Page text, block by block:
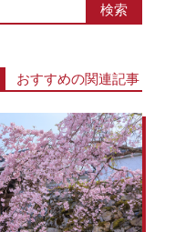
検索
おすすめの関連記事